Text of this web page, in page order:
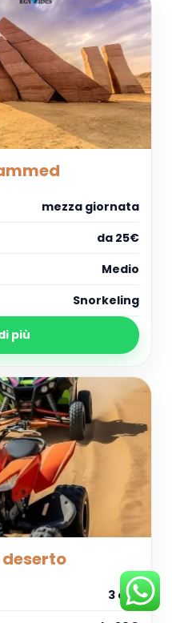
mezza giornata
da 25€
Medio
Snorkeling
più
3 ore